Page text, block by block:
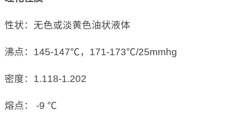
性状：无色或淡黄色油状液体
沸点：145-147℃，171-173℃/25mmhg
密度：1.118-1.202
熔点： -9 ℃